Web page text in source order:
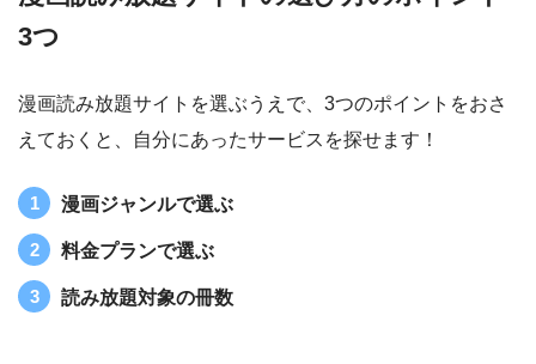
3つ
漫画読み放題サイトを選ぶうえで、3つのポイントをおさ
えておくと、自分にあったサービスを探せます！
漫画ジャンルで選ぶ
料金プランで選ぶ
読み放題対象の冊数